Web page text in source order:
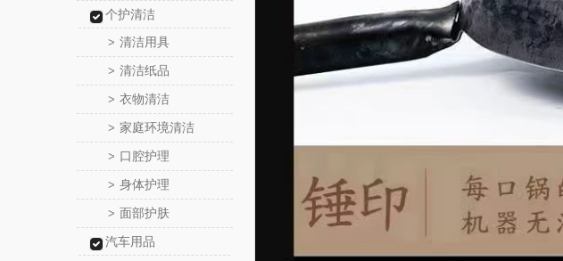
个护清洁
> 清洁用具
> 清洁纸品
> 衣物清洁
> 家庭环境清洁
> 口腔护理
> 身体护理
> 面部护肤
汽车用品